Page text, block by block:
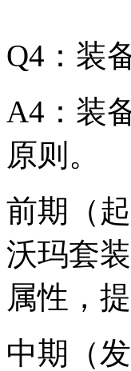
Q4：装
A4：装
原则。
前期（
沃玛套
属性，
中期（